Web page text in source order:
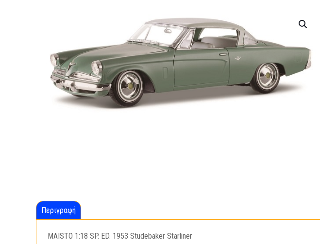
Περιγραφή
MAISTO 1:18 SP. ED. 1953 Studebaker Starliner